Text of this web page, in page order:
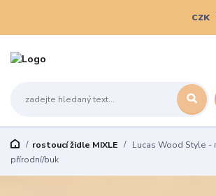
CZK
rostoucí židle MIXLE
Lucas Wood Style -
přírodní/buk